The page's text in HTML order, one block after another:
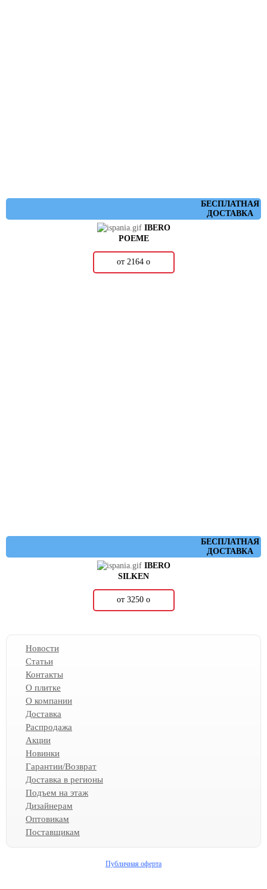
БЕСПЛАТНАЯ
ДОСТАВКА
IBERO
POEME
от 2164 о
БЕСПЛАТНАЯ
ДОСТАВКА
IBERO
SILKEN
от 3250 о
Новости
Статьи
Контакты
О плитке
О компании
Доставка
Распродажа
Акции
Новинки
Гарантии/Возврат
Доставка в регионы
Подъем на этаж
Дизайнерам
Оптовикам
Поставщикам
Публичная оферта